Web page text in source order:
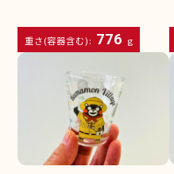
重さ(容器含む): 776 g